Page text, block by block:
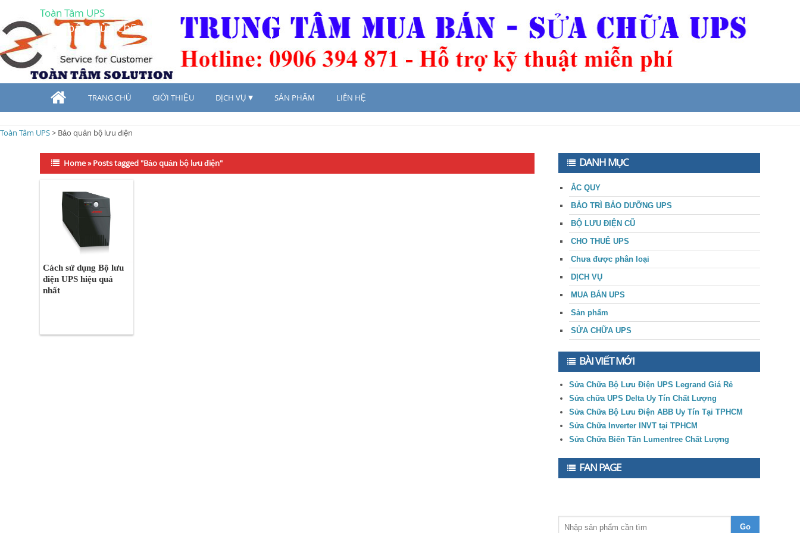
Toàn Tâm UPS
Mua bán, sửa chữa UPS
TRANG CHỦ GIỚI THIỆU DỊCH VỤ SẢN PHẨM LIÊN HỆ
Toàn Tâm UPS> Bảo quản bộ lưu điện
Home»Posts tagged "Bảo quản bộ lưu điện"
Cách sử dụng Bộ lưu
điện UPS hiệu quả
nhất
DANH MỤC
ẮC QUY
BẢO TRÌ BẢO DƯỠNG UPS
BỘ LƯU ĐIỆN CŨ
CHO THUÊ UPS
Chưa được phân loại
DỊCH VỤ
MUA BÁN UPS
Sản phẩm
SỬA CHỮA UPS
BÀI VIẾT MỚI
Sửa Chữa Bộ Lưu Điện UPS Legrand Giá Rẻ
Sửa chữa UPS Delta Uy Tín Chất Lượng
Sửa Chữa Bộ Lưu Điện ABB Uy Tín Tại TPHCM
Sửa Chữa Inverter INVT tại TPHCM
Sửa Chữa Biến Tần Lumentree Chất Lượng
FAN PAGE